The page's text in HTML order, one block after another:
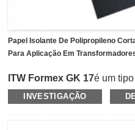
Papel Isolante De Polipropileno
Para Aplicação Em
ITW Formex GK 17é um
polipropileno com espessura
tamanho de rolo com 610
INVESTIGAÇÃO